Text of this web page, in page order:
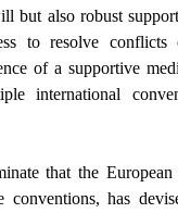
but also robust
to resolve
of a supportive
international
that the
has